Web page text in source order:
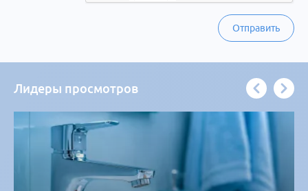
Отправить
Лидеры просмотров